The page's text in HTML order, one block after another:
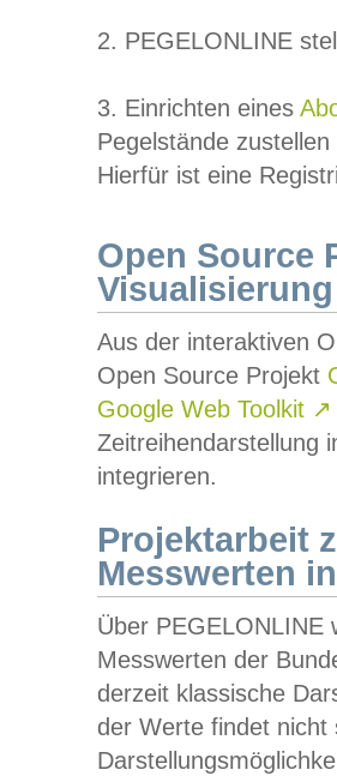
2. PEGELONLINE
3. Einrichten eines
Pegelstände
Hierfür ist eine
Open Source
Visualisierung
Aus der interaktiven
Open Source Projekt
Google Web Toolkit ↗
Zeitreihendarstellung
integrieren.
Projektarbeit
Messwerten
Über PEGELONLINE
Messwerten der
derzeit klassische
der Werte findet